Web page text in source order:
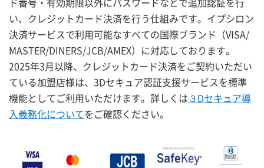
い、クレジットカード決済を行う仕組みです。イプシロン
決済サービスで利用可能なすべての国際ブランド（VISA/
MASTER/DINERS/JCB/AMEX）に対応しております。
2025年3月以降、クレジットカード決済をご契約いただい
ている加盟店様は、3Dセキュア認証支援サービスを標準
機能としてご利用いただけます。詳しくは ３Dセキュア導
入義務化についてをご確認ください。